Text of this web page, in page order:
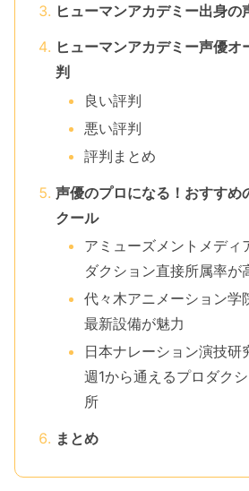
ヒューマンアカデミー出身の
ヒューマンアカデミー声優オ
判
良い評判
悪い評判
評判まとめ
声優のプロになる！おすすめ
クール
アミューズメントメディ
ダクション直接所属率が
代々木アニメーション学
最新設備が魅力
日本ナレーション演技研
週1から通えるプロダク
所
まとめ